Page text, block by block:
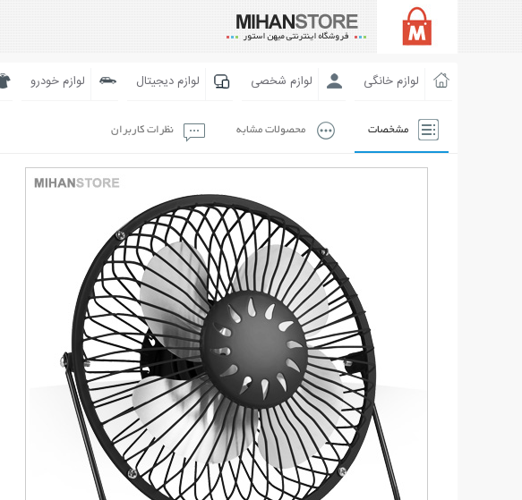
لوازم خانگی لوازم شخصی لوازم دیجیتال لوازم خودرو
مشخصات محصولات مشابه نظرات کاربران